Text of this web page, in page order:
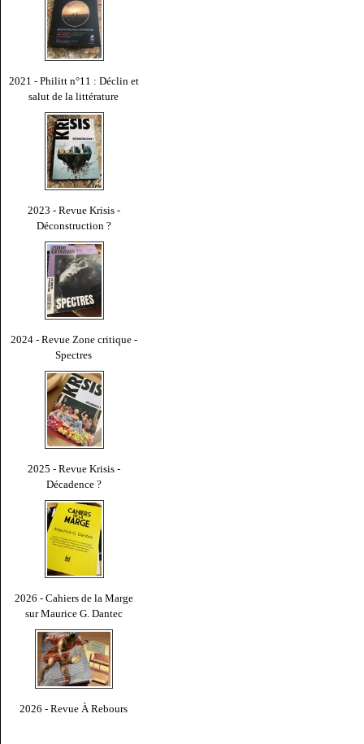
2021 - Philitt n°11 : Déclin et
salut de la littérature
2023 - Revue Krisis -
Déconstruction ?
2024 - Revue Zone critique -
Spectres
2025 - Revue Krisis -
Décadence ?
2026 - Cahiers de la Marge
sur Maurice G. Dantec
2026 - Revue À Rebours